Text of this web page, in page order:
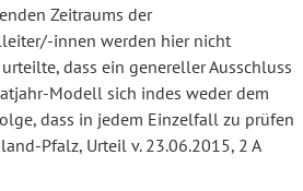
Zeitraums der
innen werden hier nicht
dass ein genereller Ausschluss
Modell sich indes weder dem
dass in jedem Einzelfall zu prüfen
Pfalz, Urteil v. 23.06.2015, 2 A